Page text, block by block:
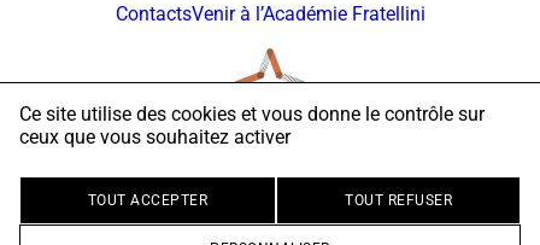
ContactsVenir à l’Académie Fratellini
Accessibilité
Ce site utilise des cookies et vous donne le contrôle sur
ceux que vous souhaitez activer
TOUT ACCEPTER TOUT REFUSER